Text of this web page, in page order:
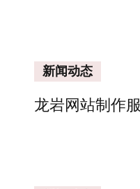
新闻动态
龙岩网站制作